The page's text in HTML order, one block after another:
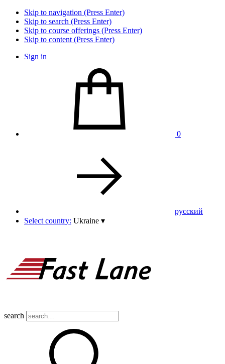
Skip to navigation (Press Enter)
Skip to search (Press Enter)
Skip to course offerings (Press Enter)
Skip to content (Press Enter)
Sign in
0
pусский
Select country: Ukraine ▾
search